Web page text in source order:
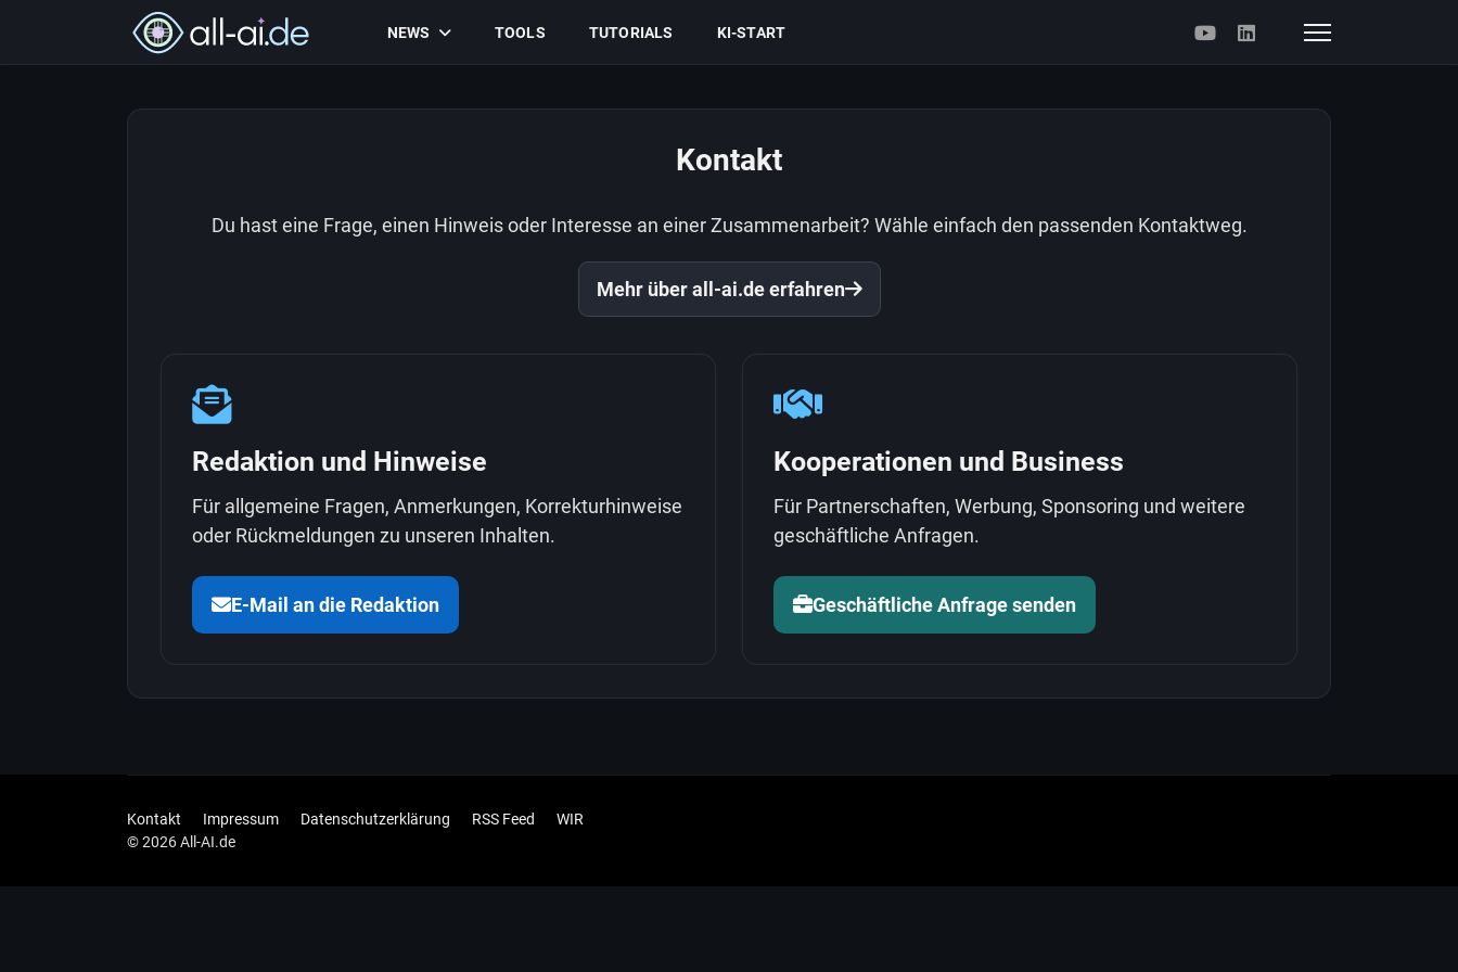
NEWS TOOLS TUTORIALS KI-START
Kontakt
Du hast eine Frage, einen Hinweis oder Interesse an einer Zusammenarbeit? Wähle einfach den passenden Kontaktweg.
Mehr über all-ai.de erfahren
Redaktion und Hinweise
Für allgemeine Fragen, Anmerkungen, Korrekturhinweise
oder Rückmeldungen zu unseren Inhalten.
E-Mail an die Redaktion
Kooperationen und Business
Für Partnerschaften, Werbung, Sponsoring und weitere
geschäftliche Anfragen.
Geschäftliche Anfrage senden
Kontakt Impressum Datenschutzerklärung RSS Feed
WIR
© 2026 All-AI.de